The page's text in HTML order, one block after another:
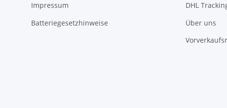
Impressum
Batteriegesetzhinweise
DHL
Über uns